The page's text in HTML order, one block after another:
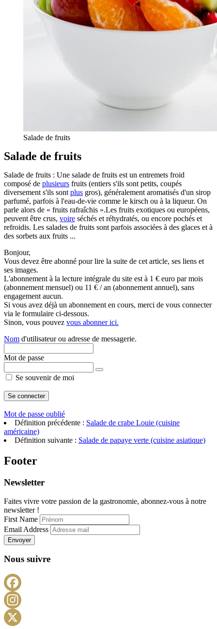
Salade de fruits
Salade de fruits
Salade de fruits : Une salade de fruits est un entremets froid
composé de plusieurs fruits (entiers s'ils sont petits, coupés
diversement s'ils sont plus gros), généralement aromatisés d'un sirop
parfumé, parfois à l'eau-de-vie comme le kirsch ou à la liqueur. On
parle alors de « fruits rafraîchis ».Les fruits exotiques ou européens,
peuvent être crus, voire séchés et réhydratés, ou encore pochés et
refroidis. Les salades de fruits sont parfois associées à des glaces et à
des sorbets aux fruits ...
Bonjour,
Vous devez être abonné pour lire la suite de cet article, ses liens et
ses images.
L'abonnement à la lecture intégrale du site est à 1 € euro par mois
(abonnement mensuel) ou 11 € / an (abonnement annuel), sans
engagement aucun.
Si vous avez déjà un abonnement en cours, merci de vous connecter
via le formulaire ci-dessous.
Sinon, vous pouvez vous abonner ici.
Nom d'utilisateur ou adresse de messagerie.
Mot de passe
Se souvenir de moi
Mot de passe oublié
Définition précédente : Salade de crabe Louie (cuisine
américaine)
Définition suivante : Salade de papaye verte (cuisine asiatique)
Footer
Newsletter
Faites vivre votre passion de la gastronomie, abonnez-vous à notre
newsletter !
First Name
Email Address
Envoyer
Nous suivre